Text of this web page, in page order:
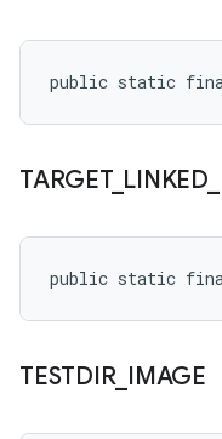
public static
TARGET_ LINKED_
public static
TESTDIR_ IMAGE